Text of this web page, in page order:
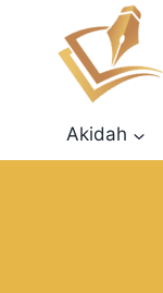
Akidah